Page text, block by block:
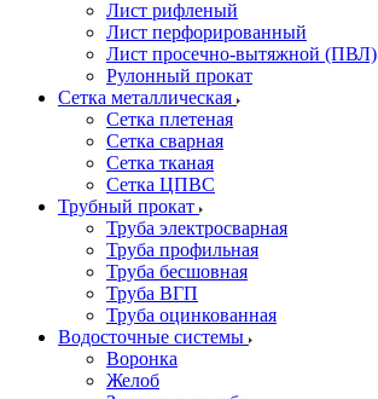
Лист рифленый
Лист перфорированный
Лист просечно-вытяжной (ПВЛ)
Рулонный прокат
Сетка металлическая
Сетка плетеная
Сетка сварная
Сетка тканая
Сетка ЦПВС
Трубный прокат
Труба электросварная
Труба профильная
Труба бесшовная
Труба ВГП
Труба оцинкованная
Водосточные системы
Воронка
Желоб